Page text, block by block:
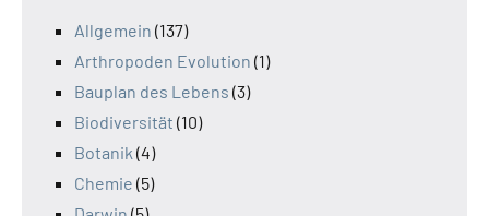
Allgemein (137)
Arthropoden Evolution (1)
Bauplan des Lebens (3)
Biodiversität (10)
Botanik (4)
Chemie (5)